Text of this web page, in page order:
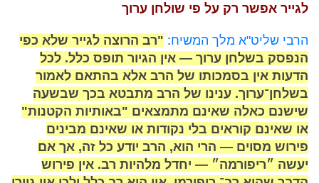
לגייר אפשר רק על פי שולחן ערוך
הרבי שליט"א מלך המשיח: "רב הרוצה לגייר שלא כפי
הנפסק בשלחן ערוך — אין הגיור תופס כלל. לכל
הדעות אין בסמכותו של הרב אלא בהתאם לאמור
בשלחן־ערוך. ענינו של הרב מתבטא בכך שבשעה
שישנם כאלה שאינם מתמצאים "באותיות הקטנות"
או שאינם קוראים בלי נקודות או שאינם מבינים
פירוש מסוים — הרי הוא, הרב יודע כל זה, אך אם
יעשה ״ריפורמה״ — יחדל מלהיות רב. אין פירוש